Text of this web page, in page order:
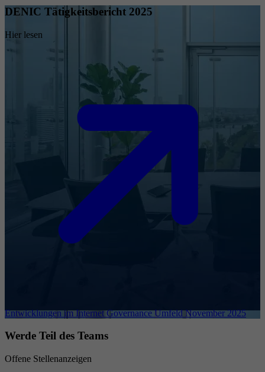
DENIC Tätigkeitsbericht 2025
Hier lesen
Entwicklungen im Internet Governance Umfeld November 2025
Werde Teil des Teams
Offene Stellenanzeigen